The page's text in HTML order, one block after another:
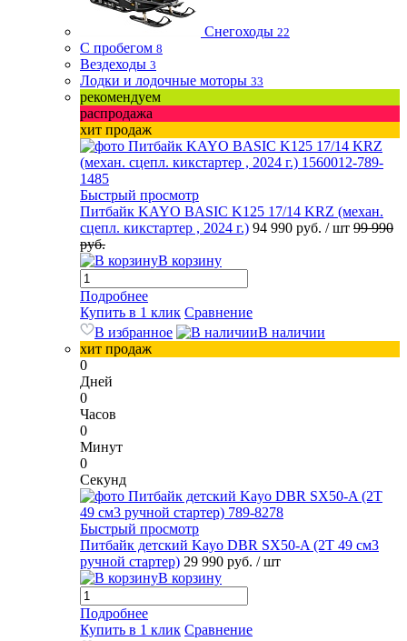
Снегоходы 22
С пробегом 8
Вездеходы 3
Лодки и лодочные моторы 33
рекомендуем
распродажа
хит продаж
Быстрый просмотр
Питбайк KAYO BASIC K125 17/14 KRZ (механ.
сцепл. кикстартер , 2024 г.) 94 990 руб. / шт 99 990
руб.
В корзину
Подробнее
Купить в 1 клик Сравнение
В избранное
В наличии
хит продаж
0
Дней
0
Часов
0
Минут
0
Секунд
Быстрый просмотр
Питбайк детский Kayo DBR SX50-A (2T 49 см3
ручной стартер) 29 990 руб. / шт
В корзину
Подробнее
Купить в 1 клик Сравнение